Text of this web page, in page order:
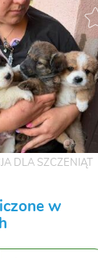
DLA SZCZENIĄT
w